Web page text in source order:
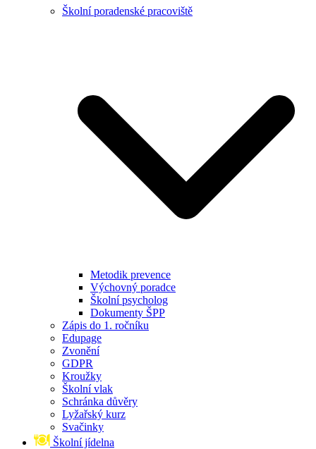
Školní poradenské pracoviště
Metodik prevence
Výchovný poradce
Školní psycholog
Dokumenty ŠPP
Zápis do 1. ročníku
Edupage
Zvonění
GDPR
Kroužky
Školní vlak
Schránka důvěry
Lyžařský kurz
Svačinky
Školní jídelna